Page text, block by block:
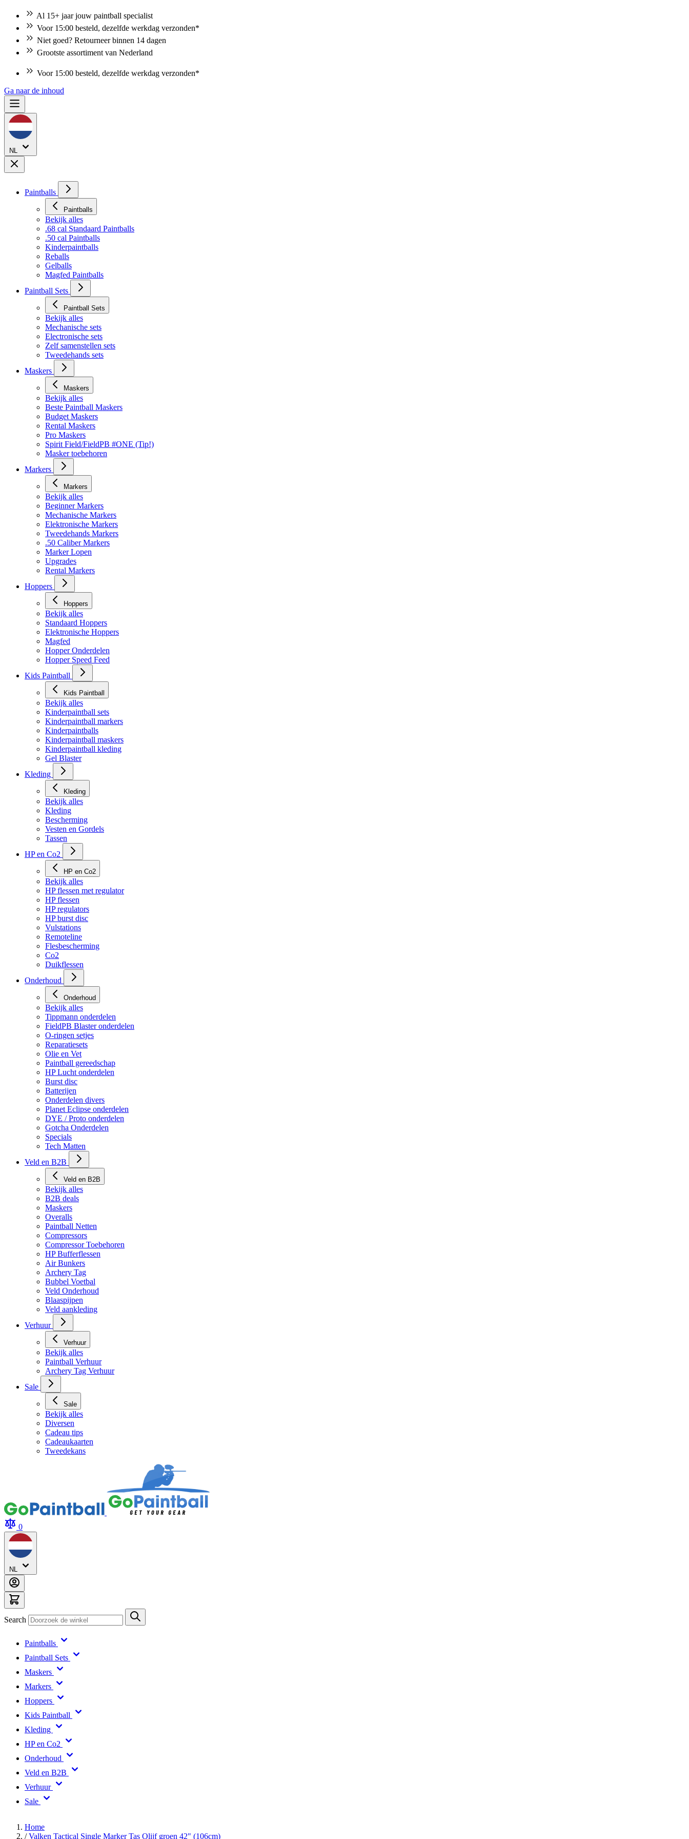
Al 15+ jaar jouw paintball specialist
Voor 15:00 besteld, dezelfde werkdag verzonden*
Niet goed? Retourneer binnen 14 dagen
Grootste assortiment van Nederland
Voor 15:00 besteld, dezelfde werkdag verzonden*
Ga naar de inhoud
NL
Paintballs
Paintballs
Bekijk alles
.68 cal Standaard Paintballs
.50 cal Paintballs
Kinderpaintballs
Reballs
Gelballs
Magfed Paintballs
Paintball Sets
Paintball Sets
Bekijk alles
Mechanische sets
Electronische sets
Zelf samenstellen sets
Tweedehands sets
Maskers
Maskers
Bekijk alles
Beste Paintball Maskers
Budget Maskers
Rental Maskers
Pro Maskers
Spirit Field/FieldPB #ONE (Tip!)
Masker toebehoren
Markers
Markers
Bekijk alles
Beginner Markers
Mechanische Markers
Elektronische Markers
Tweedehands Markers
.50 Caliber Markers
Marker Lopen
Upgrades
Rental Markers
Hoppers
Hoppers
Bekijk alles
Standaard Hoppers
Elektronische Hoppers
Magfed
Hopper Onderdelen
Hopper Speed Feed
Kids Paintball
Kids Paintball
Bekijk alles
Kinderpaintball sets
Kinderpaintball markers
Kinderpaintballs
Kinderpaintball maskers
Kinderpaintball kleding
Gel Blaster
Kleding
Kleding
Bekijk alles
Kleding
Bescherming
Vesten en Gordels
Tassen
HP en Co2
HP en Co2
Bekijk alles
HP flessen met regulator
HP flessen
HP regulators
HP burst disc
Vulstations
Remoteline
Flesbescherming
Co2
Duikflessen
Onderhoud
Onderhoud
Bekijk alles
Tippmann onderdelen
FieldPB Blaster onderdelen
O-ringen setjes
Reparatiesets
Olie en Vet
Paintball gereedschap
HP Lucht onderdelen
Burst disc
Batterijen
Onderdelen divers
Planet Eclipse onderdelen
DYE / Proto onderdelen
Gotcha Onderdelen
Specials
Tech Matten
Veld en B2B
Veld en B2B
Bekijk alles
B2B deals
Maskers
Overalls
Paintball Netten
Compressors
Compressor Toebehoren
HP Bufferflessen
Air Bunkers
Archery Tag
Bubbel Voetbal
Veld Onderhoud
Blaaspijpen
Veld aankleding
Verhuur
Verhuur
Bekijk alles
Paintball Verhuur
Archery Tag Verhuur
Sale
Sale
Bekijk alles
Diversen
Cadeau tips
Cadeaukaarten
Tweedekans
0
NL
Search
Paintballs
Paintball Sets
Maskers
Markers
Hoppers
Kids Paintball
Kleding
HP en Co2
Onderhoud
Veld en B2B
Verhuur
Sale
Home
/ Valken Tactical Single Marker Tas Olijf groen 42" (106cm)